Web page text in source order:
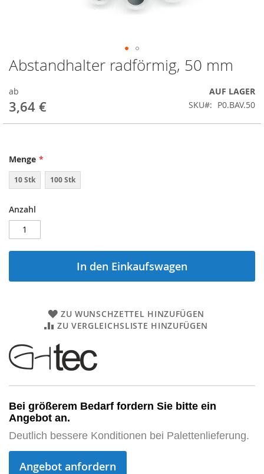
Springe
zum
Anfang
der
Bildergalerie
Abstandhalter radförmig, 50 mm
ab
3,64 €
AUF LAGER
SKU
P0.BAV.50
Menge
10 Stk 100 Stk
Anzahl
In den Einkaufswagen
ZU WUNSCHZETTEL HINZUFÜGEN
ZU VERGLEICHSLISTE HINZUFÜGEN
Bei größerem Bedarf fordern Sie bitte ein
Angebot an.
Deutlich bessere Konditionen bei Palettenlieferung.
Angebot anfordern